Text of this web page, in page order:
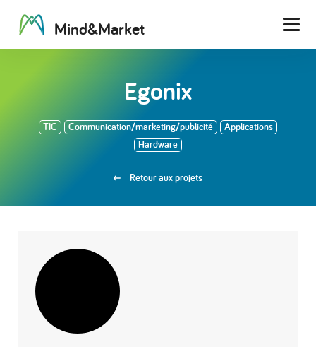
Mind&Market
Egonix
TIC Communication/marketing/publicité
Applications
Hardware
Retour aux projets